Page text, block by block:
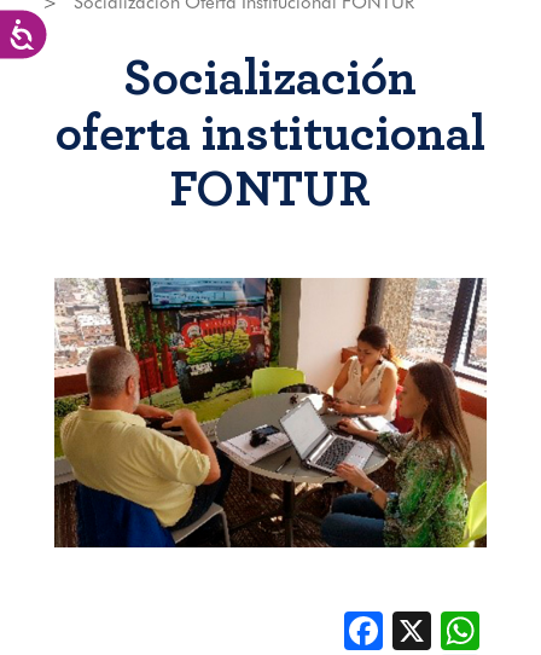
Accesibilidad
Socialización
oferta institucional
FONTUR
Facebook
X